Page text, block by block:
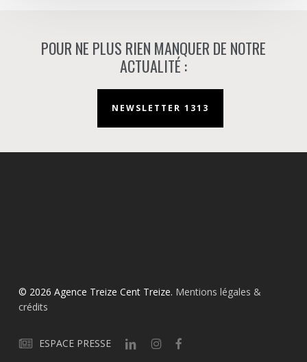
POUR NE PLUS RIEN MANQUER DE NOTRE
ACTUALITÉ :
NEWSLETTER 1313
© 2026 Agence Treize Cent Treize. Mentions légales &
crédits
ESPACE PRESSE